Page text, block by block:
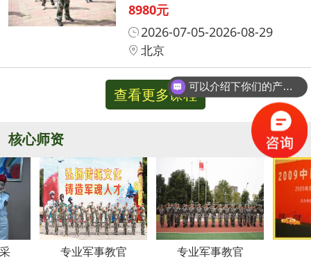
8980元
2026-07-05-2026-08-29
北京
查看更多课程
核心师资 更多
专业军事教官 专业军事教官
可以介绍下你们的产品么？